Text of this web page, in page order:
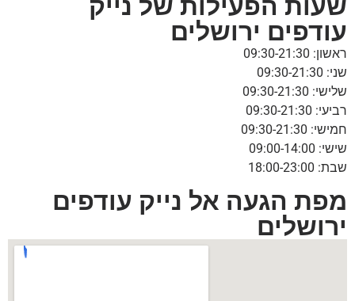
שעות הפעילות של נייק
עודפים ירושלים
ראשון: 09:30-21:30
שני: 09:30-21:30
שלישי: 09:30-21:30
רביעי: 09:30-21:30
חמישי: 09:30-21:30
שישי: 09:00-14:00
שבת: 18:00-23:00
מפת הגעה אל נייק עודפים
ירושלים